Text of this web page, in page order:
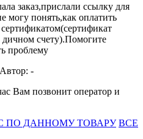
заказ,прислали ссылку для
могу понять,как оплатить
дичном счету).Помогите
проблему
Автор: -
Вам позвонит оператор и
ПО ДАННОМУ ТОВАРУ ВСЕ